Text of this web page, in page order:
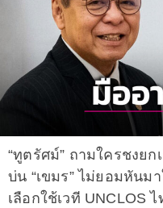
“ทูตรัศม์” ถามใครชงยก
บ่น “เขมร” ไม่ยอมหันม
เลือกใช้เวที UNCLOS